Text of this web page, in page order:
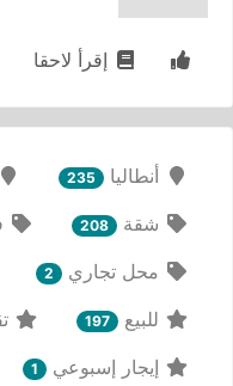
إقرأ لاحقا
أنطاليا 235
شقة 208
محل تجاري 2
للبيع 197
إيجار إسبوعي
1